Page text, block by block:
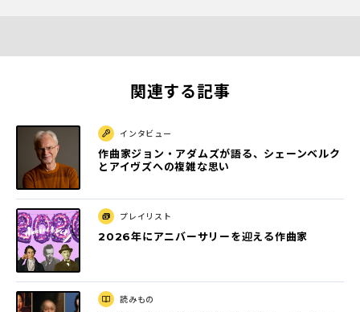
関連する記事
インタビュー
作曲家ジョン・アダムズが語る、シェーンベルク
とアイヴズへの複雑な思い
プレイリスト
2026年にアニバーサリーを迎える作曲家
読みもの